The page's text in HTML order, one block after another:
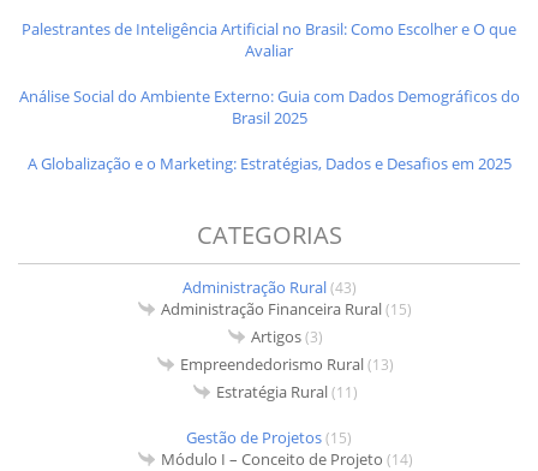
Palestrantes de Inteligência Artificial no Brasil: Como Escolher e O que
Avaliar
Análise Social do Ambiente Externo: Guia com Dados Demográficos do
Brasil 2025
A Globalização e o Marketing: Estratégias, Dados e Desafios em 2025
CATEGORIAS
Administração Rural(43)
Administração Financeira Rural(15)
Artigos(3)
Empreendedorismo Rural(13)
Estratégia Rural(11)
Gestão de Projetos(15)
Módulo I – Conceito de Projeto (14)